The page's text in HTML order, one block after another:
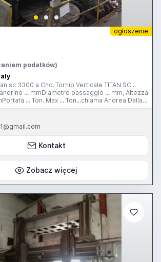
ogłoszenie
podatków)
sc 3300 a Cnc, Tornio Verticale TITAN SC ..
... mmDiametro passaggio ... mm, Altezza
... Ton. Max ... Ton...chiama Andrea Dalla
invia una SMS se non risponde.
Kontakt
Zobacz więcej